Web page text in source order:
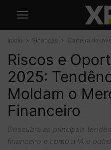
Início Finanças Carteira de
Riscos e
2025:
Moldam o
Financeiro
Descubra as principais
financeiro e como a IA e